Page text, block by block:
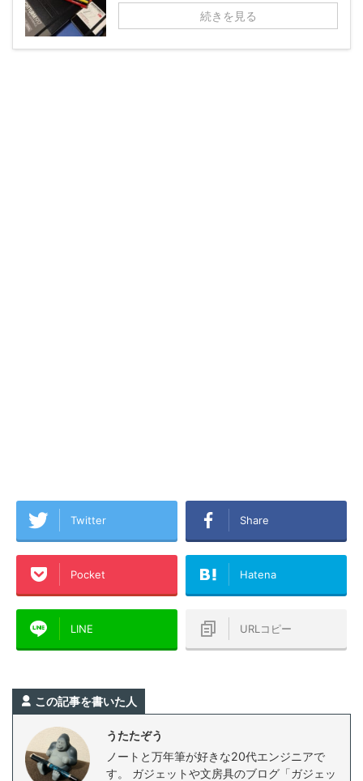
続きを見る
Twitter Share
Pocket Hatena
LINE URLコピー
この記事を書いた人
うたたぞう
ノートと万年筆が好きな20代エンジニアで
す。 ガジェットや文房具のブログ「ガジェッ